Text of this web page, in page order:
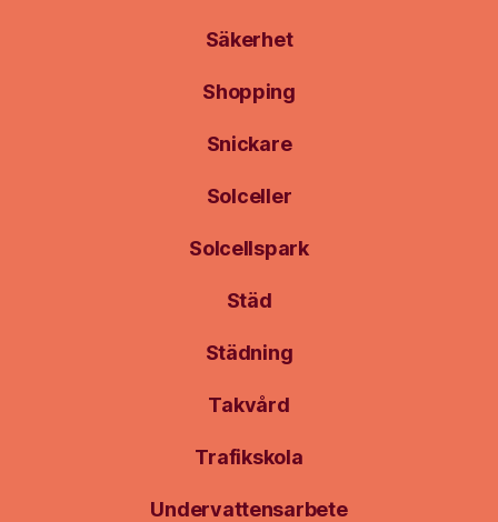
Säkerhet
Shopping
Snickare
Solceller
Solcellspark
Städ
Städning
Takvård
Trafikskola
Undervattensarbete